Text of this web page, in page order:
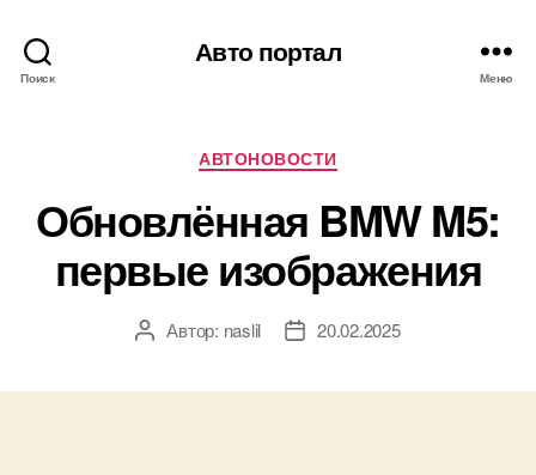
Поиск
Авто портал
Меню
Рубрики
АВТОНОВОСТИ
Обновлённая BMW M5:
первые изображения
АвторАвтор: naslil
Дата20.02.2025